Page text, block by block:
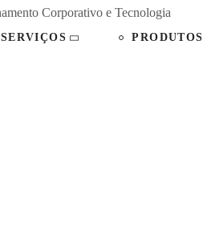
SERVIÇOS PRODUTOS